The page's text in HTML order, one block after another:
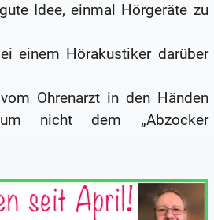
Idee, einmal Hörgeräte zu
einem Hörakustiker darüber
vom Ohrenarzt in den Händen
nicht dem „Abzocker